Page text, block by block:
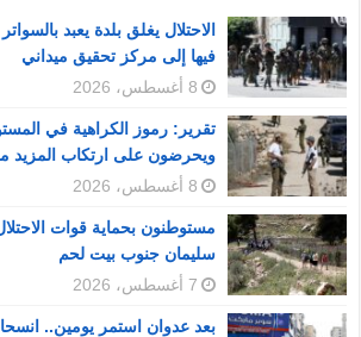
الاحتلال يغلق بلدة يعبد
فيها إلى مركز تحقيق ميداني
8 أغسطس، 2026
تقرير: رموز الكراهية في
ويحرضون على ارتكاب المزيد
8 أغسطس، 2026
مستوطنون بحماية قوات
سليمان جنوب بيت لحم
7 أغسطس، 2026
بعد عدوان استمر يومين..